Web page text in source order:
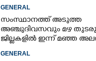
ചെന്നിത്തല
GENERAL
സംസ്ഥാനത്ത് അടുത്ത
അ‌ഞ്ചുദിവസവും മഴ
ജില്ലകളിൽ ഇന്ന് മഞ്ഞ
GENERAL